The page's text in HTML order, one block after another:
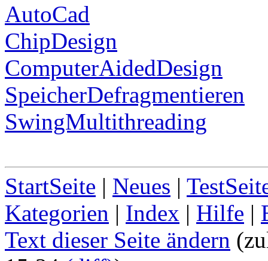
AutoCad
ChipDesign
ComputerAidedDesign
SpeicherDefragmentieren
SwingMultithreading
StartSeite | Neues |
Kategorien | Index | Hilfe |
Text dieser Seite ändern